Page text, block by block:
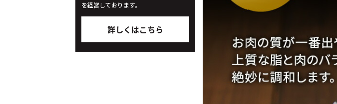
を経営しております。
詳しくはこちら